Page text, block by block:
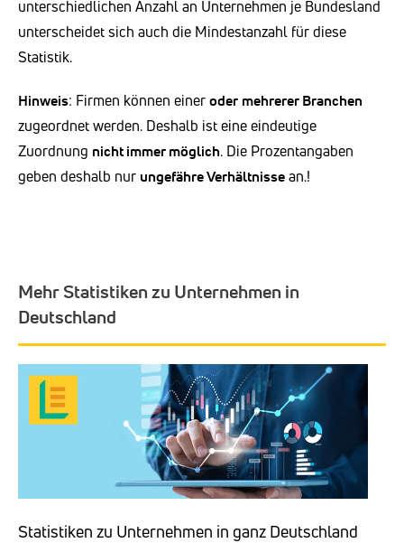
unterschiedlichen Anzahl an Unternehmen je Bundesland
unterscheidet sich auch die Mindestanzahl für diese
Statistik.
Hinweis: Firmen können eineroder mehrerer Branchen
zugeordnet werden. Deshalb ist eine eindeutige
Zuordnung nicht immer möglich. Die Prozentangaben
geben deshalb nur ungefähre Verhältnissean.!
Mehr Statistiken zu Unternehmen in
Deutschland
Statistiken zu Unternehmen in ganz Deutschland